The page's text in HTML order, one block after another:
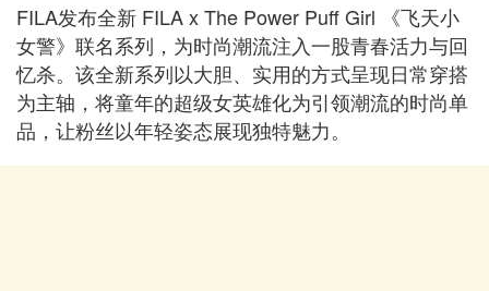
FILA发布全新 FILA x The Power Puff Girl 《飞天小
女警》联名系列，为时尚潮流注入一股青春活力与回
忆杀。该全新系列以大胆、实用的方式呈现日常穿搭
为主轴，将童年的超级女英雄化为引领潮流的时尚单
品，让粉丝以年轻姿态展现独特魅力。